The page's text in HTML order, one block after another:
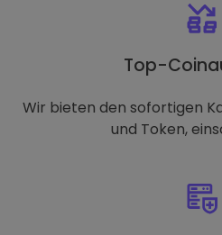
Top-
Wir bieten den sofortigen
und Token,